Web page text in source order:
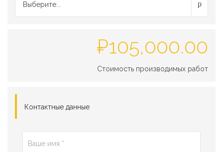
Выберите...
₽105,000.00
Стоимость производимых работ
Контактные данные